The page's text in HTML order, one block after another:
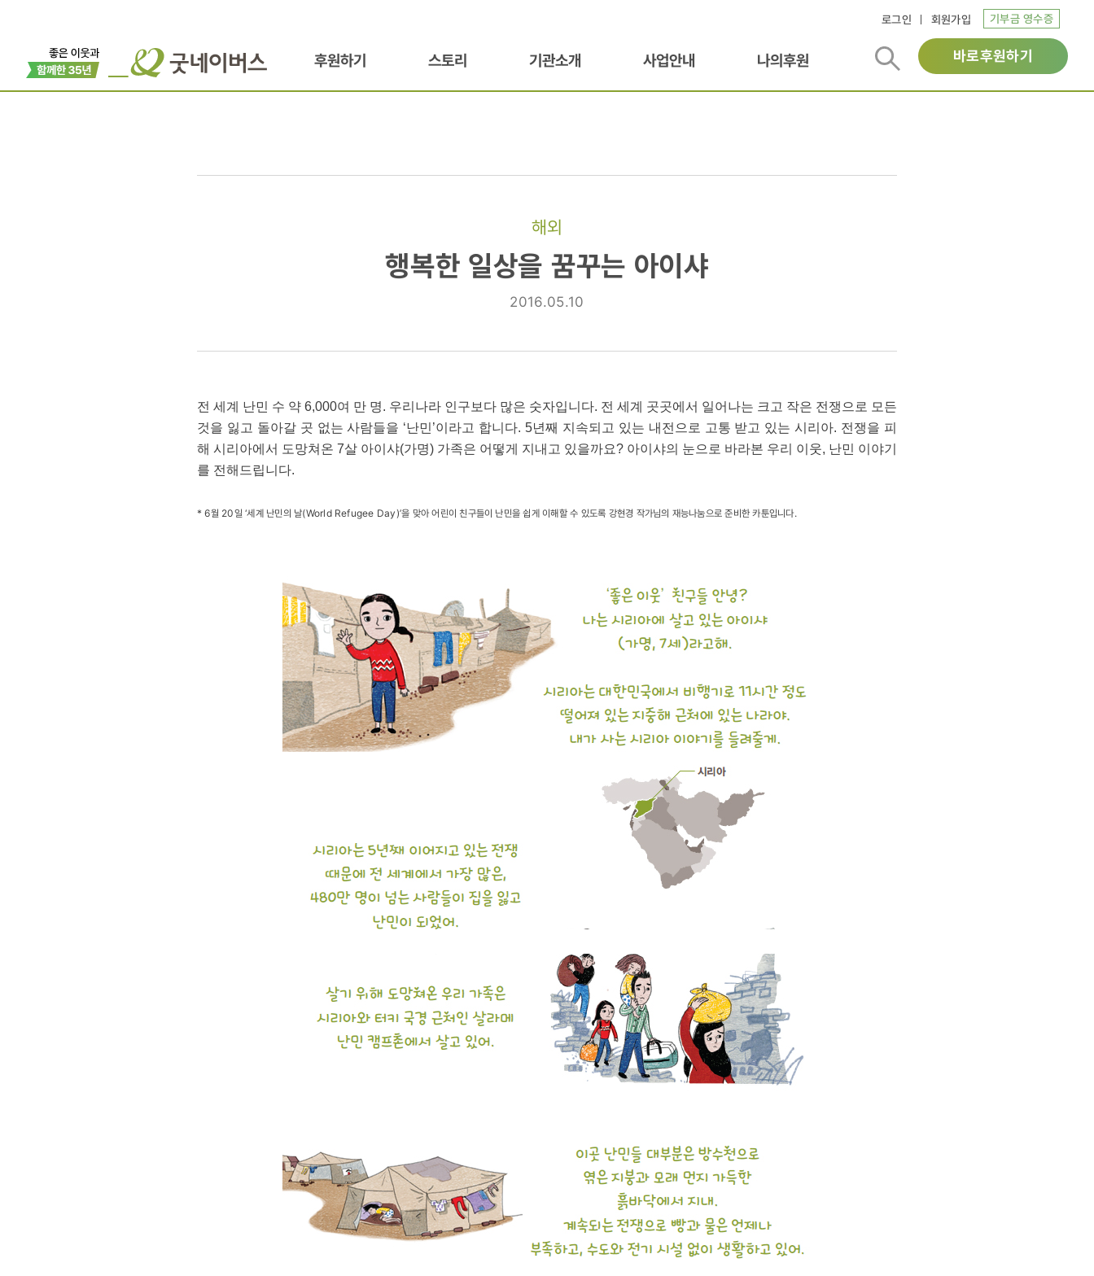
로그인 회원가입 기부금 영수증
후원하기 스토리 기관소개 사업안내 나의후원 바로후원하기
해외
꿈꾸는
행복한 일상을 꿈꾸는 아이샤
2016.05.10
전 세계 난민 수 약 6,000여 만 명. 우리나라 인구보다 많은 숫자입니다. 전 세계 곳곳에서 일어나는 크고 작은 전쟁으로 모든
것을 잃고 돌아갈 곳 없는 사람들을 ‘난민’이라고 합니다. 5년째 지속되고 있는 내전으로 고통 받고 있는 시리아. 전쟁을 피
해 시리아에서 도망쳐온 7살 아이샤(가명) 가족은 어떻게 지내고 있을까요? 아이샤의 눈으로 바라본 우리 이웃, 난민 이야기
를 전해드립니다.
* 6월 20일 ‘세계 난민의 날(World Refugee Day)’을 맞아 어린이 친구들이 난민을 쉽게 이해할 수 있도록 강현경 작가님의 재능나눔으로 준비한 카툰입니다.